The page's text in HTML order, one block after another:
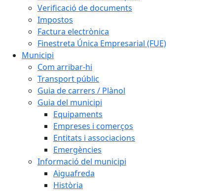
Verificació de documents
Impostos
Factura electrònica
Finestreta Única Empresarial (FUE)
Municipi
Com arribar-hi
Transport públic
Guia de carrers / Plànol
Guia del municipi
Equipaments
Empreses i comerços
Entitats i associacions
Emergències
Informació del municipi
Aiguafreda
Història